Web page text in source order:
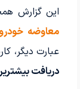
این گزارش
معاوضه
عبارت دیگر،
دریافت